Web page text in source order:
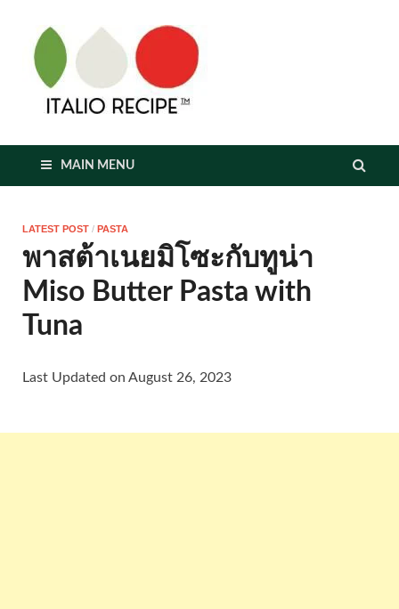
MAIN MENU
LATEST POST / PASTA
พาสต้าเนยมิโซะกับทูน่า
Miso Butter Pasta with
Tuna
Last Updated on August 26, 2023